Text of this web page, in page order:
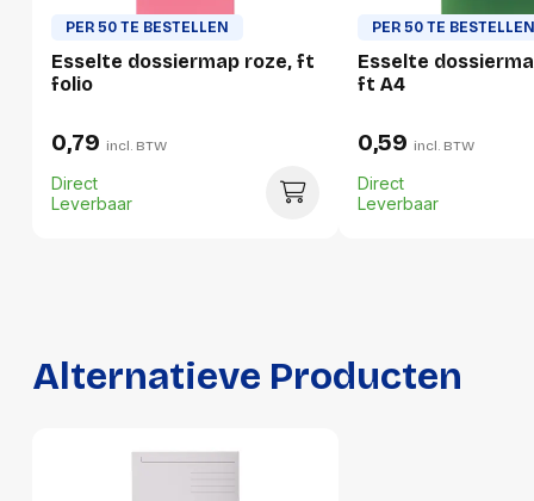
Gewicht
67 g
Verpakking
Per stuk
Lengte:
360 millimeter
PER 50 TE BESTELLEN
Esselte dossiermap roze, ft
folio
0,79 incl. BTW
Direct
Leverbaar
PER 50 TE
Esselte
ft A4
0,59 incl. BTW
Direct
Leverbaar
Alternatieve Producten